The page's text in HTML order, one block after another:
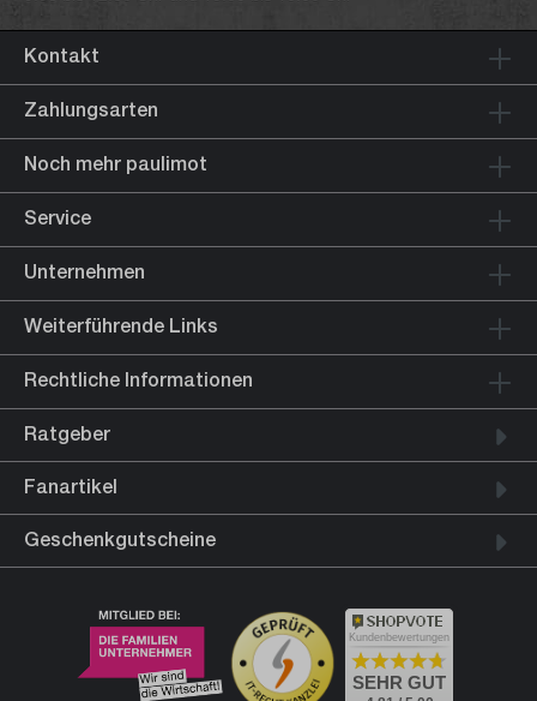
Kontakt
Zahlungsarten
Noch mehr paulimot
Service
Unternehmen
Weiterführende Links
Rechtliche Informationen
Ratgeber
Fanartikel
Geschenkgutscheine
Kundenbewertungen
SEHR GUT